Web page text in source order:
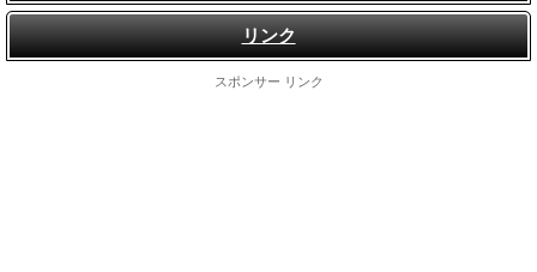
リンク
スポンサー リンク